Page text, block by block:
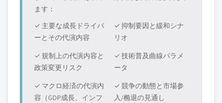
ます：
✓ 主要な成長ドライバ
ーとその代演内容
✓ 抑制要因と緩和シナ
リオ
✓ 規制上の代演内容と
政策変更リスク
✓ 技術普及曲線パラメ
ータ
✓ マクロ経済の代演内
容（GDP成長、インフ
✓ 競争の動態と市場参
入/椭退の見通し